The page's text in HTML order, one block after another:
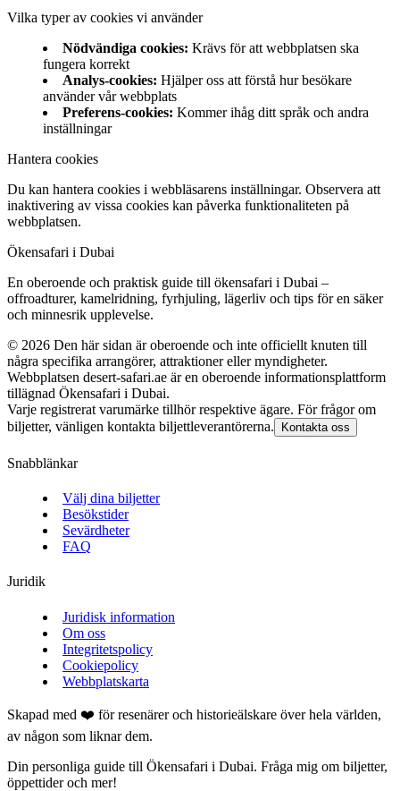
Vilka typer av cookies vi använder
Nödvändiga cookies: Krävs för att webbplatsen ska
fungera korrekt
Analys-cookies: Hjälper oss att förstå hur besökare
använder vår webbplats
Preferens-cookies: Kommer ihåg ditt språk och andra
inställningar
Hantera cookies
Du kan hantera cookies i webbläsarens inställningar. Observera att
inaktivering av vissa cookies kan påverka funktionaliteten på
webbplatsen.
Ökensafari i Dubai
En oberoende och praktisk guide till ökensafari i Dubai –
offroadturer, kamelridning, fyrhjuling, lägerliv och tips för en säker
och minnesrik upplevelse.
© 2026 Den här sidan är oberoende och inte officiellt knuten till
några specifika arrangörer, attraktioner eller myndigheter.
Webbplatsen desert-safari.ae är en oberoende informationsplattform
tillägnad Ökensafari i Dubai.
Varje registrerat varumärke tillhör respektive ägare. För frågor om
biljetter, vänligen kontakta biljettleverantörerna.
Kontakta oss
Snabblänkar
Välj dina biljetter
Besökstider
Sevärdheter
FAQ
Juridik
Juridisk information
Om oss
Integritetspolicy
Cookiepolicy
Webbplatskarta
Skapad med ❤️ för resenärer och historieälskare över hela världen,
av någon som liknar dem.
Din personliga guide till Ökensafari i Dubai. Fråga mig om biljetter,
öppettider och mer!